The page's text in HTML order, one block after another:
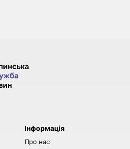
Інформація
Про нас